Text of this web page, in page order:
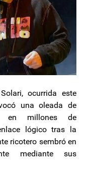
ocurrida este
una oleada de
en millones de
lógico tras la
ricotero sembró en
mediante sus